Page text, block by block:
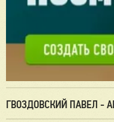
ГВОЗДОВСКИЙ ПАВЕЛ -